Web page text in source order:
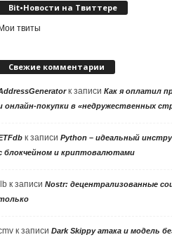
Bit•Новости на Твиттере
Мои твиты
Свежие комментарии
к записиКак я оплатил
онлайн-покупки в «недружественных
к записиPython – идеальный
блокчейном и криптовалютами
llb к записиNostr: децентрализованные
к записиDark Skippy атака и модель